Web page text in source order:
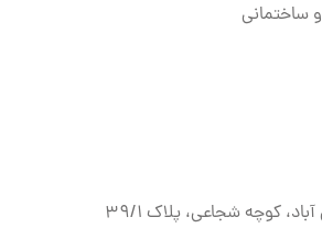
شجاعی، پلاک ۳۹/۱